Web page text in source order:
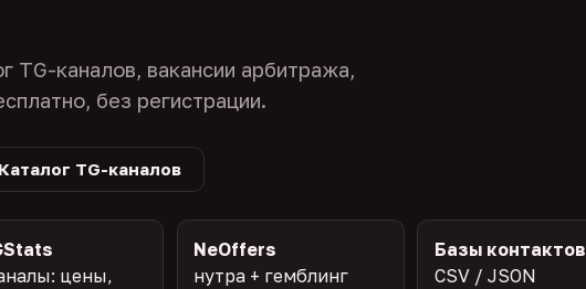
TG-каналов, вакансии арбитража,
без регистрации.
TG-каналов
цены,
NeOffers
нутра + гемблинг
Базы контактов
CSV / JSON